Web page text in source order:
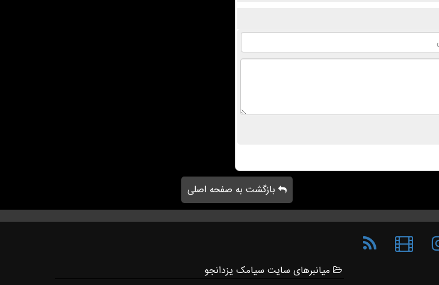
بازگشت به صفحه اصلی
میانبرهای سایت سیامک یزدانجو